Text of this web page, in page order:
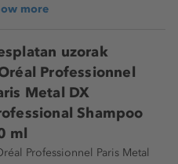
more
uzorak
Professionnel
Metal DX
Shampoo
ml
Professionnel Paris Metal